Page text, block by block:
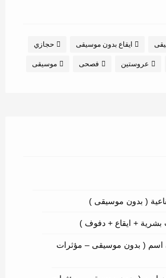
ايقاع بدون موسيقى حجازي
عروستين فصحى موسيقى
( بدون موسيقى )
بشرية + ايقاع + دفوف )
اسم ( بدون موسيقى – مؤثرات